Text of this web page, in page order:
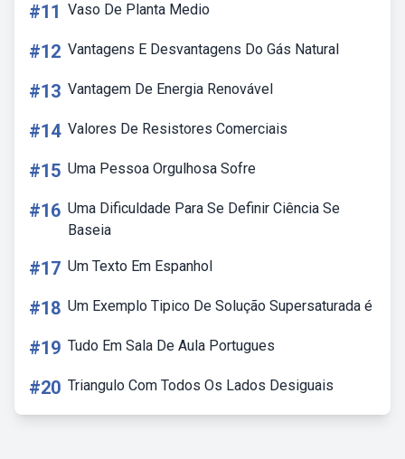
#11 Vaso De Planta Medio
#12 Vantagens E Desvantagens Do Gás Natural
#13 Vantagem De Energia Renovável
#14 Valores De Resistores Comerciais
#15 Uma Pessoa Orgulhosa Sofre
#16 Uma Dificuldade Para Se Definir Ciência Se
Baseia
#17 Um Texto Em Espanhol
#18 Um Exemplo Tipico De Solução Supersaturada é
#19 Tudo Em Sala De Aula Portugues
#20 Triangulo Com Todos Os Lados Desiguais